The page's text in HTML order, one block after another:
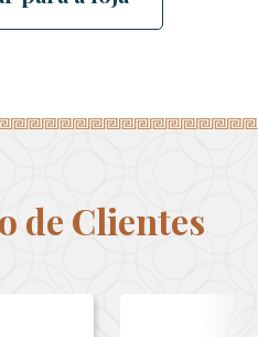
de Clientes